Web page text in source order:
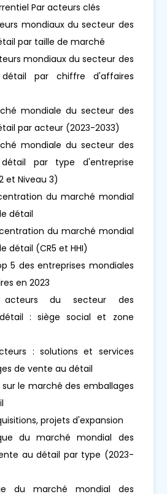
Par acteurs clés
mondiaux du secteur des
par taille de marché
mondiaux du secteur des
par chiffre d'affaires
mondiale du secteur des
par acteur (2023-2033)
mondiale du secteur des
par type d'entreprise
et Niveau 3)
du marché mondial
détail
du marché mondial
détail (CR5 et HHI)
5 des entreprises mondiales
en 2023
acteurs du secteur des
: siège social et zone
: solutions et services
de vente au détail
le marché des emballages
projets d'expansion
du marché mondial des
au détail par type (2023-
du marché mondial des